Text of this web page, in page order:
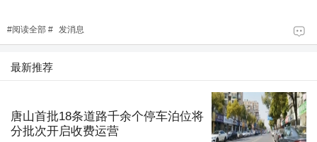
#阅读全部 # 发消息
最新推荐
唐山首批18条道路千余个停车泊位将
分批次开启收费运营